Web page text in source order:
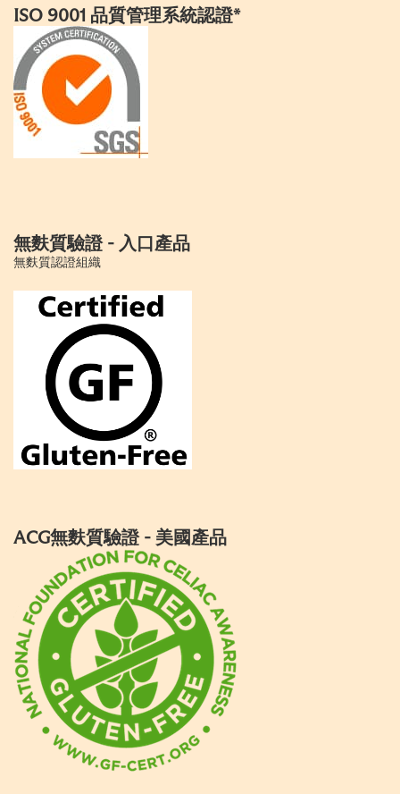
ISO 9001 品質管理系統認證*
無麩質驗證 - 入口產品
無麩質認證組織
ACG無麩質驗證 - 美國產品